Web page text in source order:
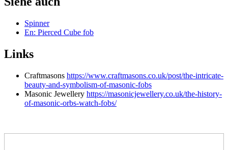
Spinner
En: Pierced Cube fob
Links
Craftmasons https://www.craftmasons.co.uk/post/the-intricate-
beauty-and-symbolism-of-masonic-fobs
Masonic Jewellery https://masonicjewellery.co.uk/the-history-
of-masonic-orbs-watch-fobs/